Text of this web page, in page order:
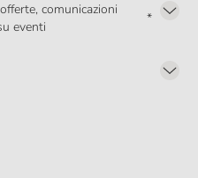
comunicazioni
eventi
*
in caso di consenso prestato ai